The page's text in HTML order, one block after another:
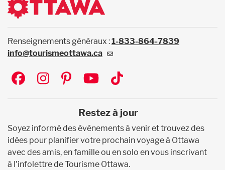
Renseignements généraux :1-833-864-7839
info@tourismeottawa.ca
Social
Restez à jour
Soyez informé des événements à venir et trouvez des
idées pour planifier votre prochain voyage à Ottawa
avec des amis, en famille ou en solo en vous inscrivant
à l'infolettre de Tourisme Ottawa.